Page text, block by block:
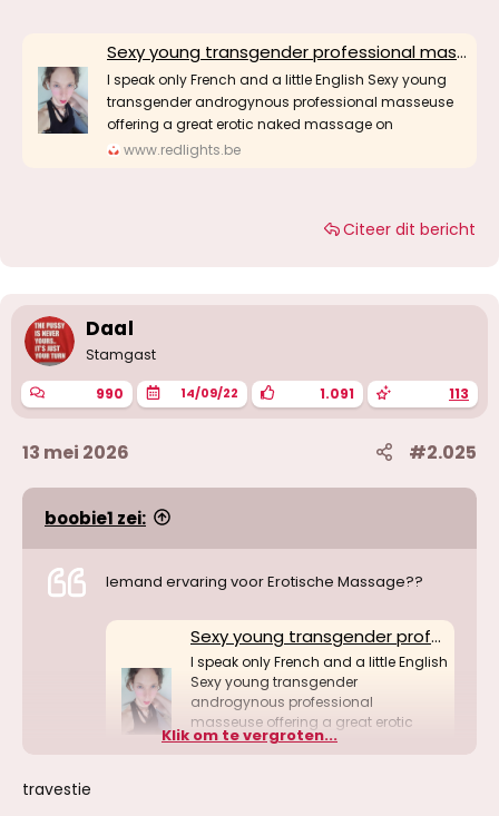
Sexy young transgender professional masseuse with cum
I speak only French and a little English Sexy young
transgender androgynous professional masseuse
offering a great erotic naked massage on
www.redlights.be
Citeer dit bericht
Daal
Stamgast
990 14/09/22 1.091 113
13 mei 2026 #2.025
boobie1 zei:
Iemand ervaring voor Erotische Massage??
Sexy young transgender professional masseuse with cum
I speak only French and a little English
Sexy young transgender
androgynous professional
masseuse offering a great erotic
naked massage on
Klik om te vergroten...
travestie